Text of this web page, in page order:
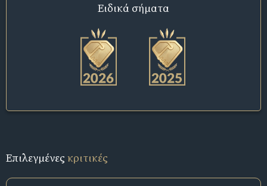
Ειδικά σήματα
Επιλεγμένεςκριτικές